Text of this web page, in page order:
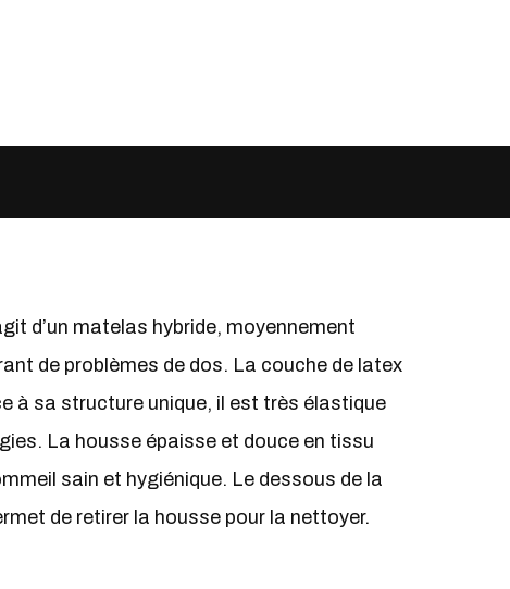
d’un matelas hybride, moyennement
de problèmes de dos. La couche de latex
à sa structure unique, il est très élastique
La housse épaisse et douce en tissu
sain et hygiénique. Le dessous de la
de retirer la housse pour la nettoyer.